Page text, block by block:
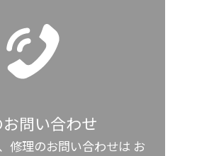
問い合わせ
修理のお問い合わせは お